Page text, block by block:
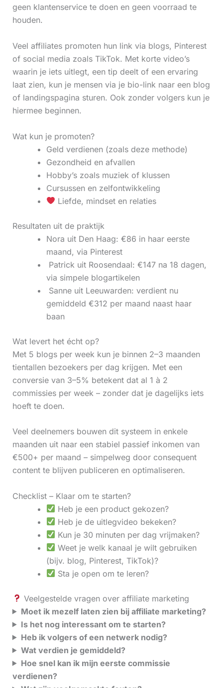
geen klantenservice te doen en geen voorraad te
houden.
Veel affiliates promoten hun link via blogs, Pinterest
of social media zoals TikTok. Met korte video’s
waarin je iets uitlegt, een tip deelt of een ervaring
laat zien, kun je mensen via je bio-link naar een blog
of landingspagina sturen. Ook zonder volgers kun je
hiermee beginnen.
Wat kun je promoten?
Geld verdienen (zoals deze methode)
Gezondheid en afvallen
Hobby’s zoals muziek of klussen
Cursussen en zelfontwikkeling
Liefde, mindset en relaties
Resultaten uit de praktijk
Nora uit Den Haag: €86 in haar eerste
maand, via Pinterest
‍ Patrick uit Roosendaal: €147 na 18 dagen,
via simpele blogartikelen
‍ Sanne uit Leeuwarden: verdient nu
gemiddeld €312 per maand naast haar
baan
Wat levert het écht op?
Met 5 blogs per week kun je binnen 2–3 maanden
tientallen bezoekers per dag krijgen. Met een
conversie van 3–5% betekent dat al 1 à 2
commissies per week – zonder dat je dagelijks iets
hoeft te doen.
Veel deelnemers bouwen dit systeem in enkele
maanden uit naar een stabiel passief inkomen van
€500+ per maand – simpelweg door consequent
content te blijven publiceren en optimaliseren.
Checklist – Klaar om te starten?
Heb je een product gekozen?
Heb je de uitlegvideo bekeken?
Kun je 30 minuten per dag vrijmaken?
Weet je welk kanaal je wilt gebruiken
(bijv. blog, Pinterest, TikTok)?
Sta je open om te leren?
Veelgestelde vragen over affiliate marketing
Moet ik mezelf laten zien bij affiliate marketing?
Is het nog interessant om te starten?
Heb ik volgers of een netwerk nodig?
Wat verdien je gemiddeld?
Hoe snel kan ik mijn eerste commissie
verdienen?